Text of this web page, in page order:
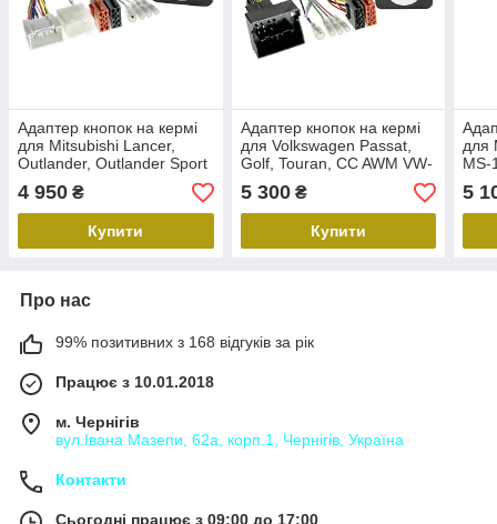
Адаптер кнопок на кермі
для Mitsubishi Lancer,
Outlander, Outlander Sport
4 950 ₴
Купити
Адаптер кнопок на кермі
для Volkswagen Passat,
Golf, Touran, CC AWM VW-
5 300₴
Купити
для
MS-
5
Про нас
99% позитивних з 168 відгуків за рік
Працює з 10.01.2018
м. Чернігів
вул.Івана Мазепи, 62а, корп.1, Чернігів, Україна
Контакти
Сьогодні працює з 09:00 до 17:00